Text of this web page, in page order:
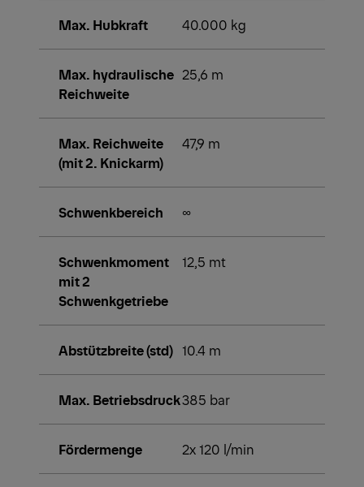
Max. Hubkraft 40.000 kg
Max. hydraulische
Reichweite
25,6 m
Max. Reichweite
(mit 2. Knickarm)
47,9 m
Schwenkbereich ∞
Schwenkmoment
mit 2
Schwenkgetriebe
12,5 mt
Abstützbreite (std) 10.4 m
Max. Betriebsdruck385 bar
Fördermenge 2x 120 l/min